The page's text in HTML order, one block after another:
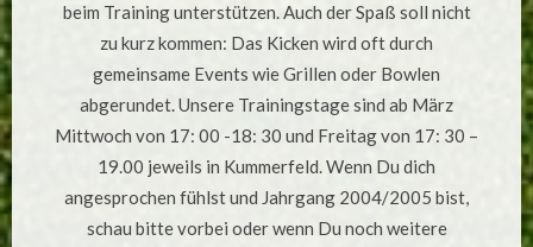
beim Training unterstützen. Auch der Spaß soll nicht
zu kurz kommen: Das Kicken wird oft durch
gemeinsame Events wie Grillen oder Bowlen
abgerundet. Unsere Trainingstage sind ab März
Mittwoch von 17: 00 -18: 30 und Freitag von 17: 30 –
19.00 jeweils in Kummerfeld. Wenn Du dich
angesprochen fühlst und Jahrgang 2004/2005 bist,
schau bitte vorbei oder wenn Du noch weitere